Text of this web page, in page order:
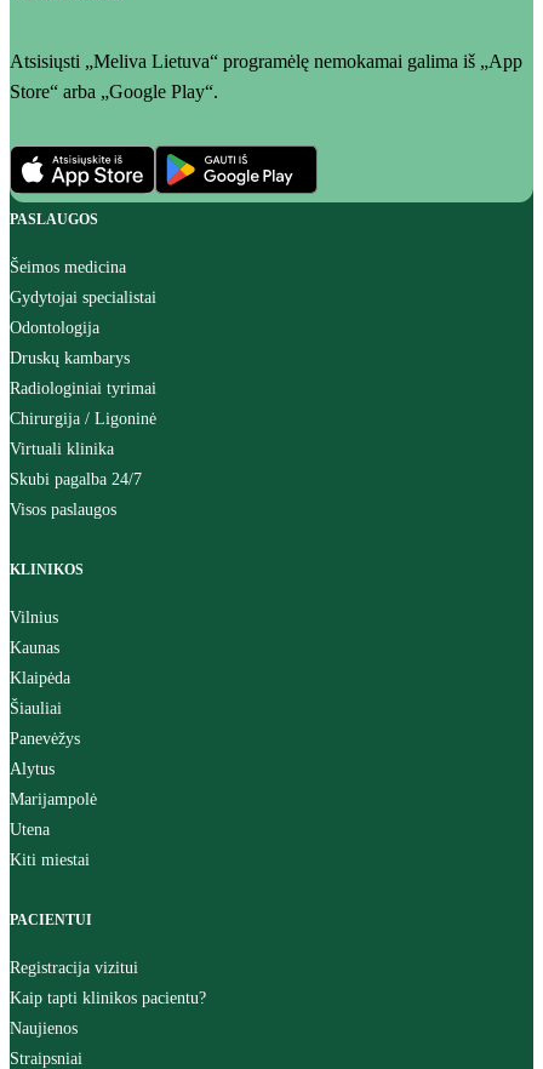
Atsisiųsti „Meliva Lietuva“ programėlę nemokamai galima iš „App
Store“ arba „Google Play“.
PASLAUGOS
Šeimos medicina
Gydytojai specialistai
Odontologija
Druskų kambarys
Radiologiniai tyrimai
Chirurgija / Ligoninė
Virtuali klinika
Skubi pagalba 24/7
Visos paslaugos
KLINIKOS
Vilnius
Kaunas
Klaipėda
Šiauliai
Panevėžys
Alytus
Marijampolė
Utena
Kiti miestai
PACIENTUI
Registracija vizitui
Kaip tapti klinikos pacientu?
Naujienos
Straipsniai